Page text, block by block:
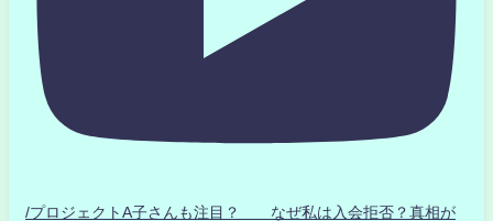
/プロジェクトA子さんも注目？ なぜ私は入会拒否？真相が